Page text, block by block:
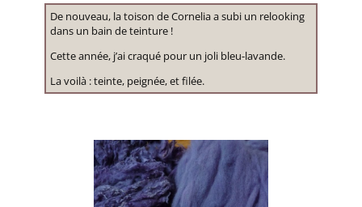
De nouveau, la toison de Cornelia a subi un relooking
dans un bain de teinture !
Cette année, j’ai craqué pour un joli bleu-lavande.
La voilà : teinte, peignée, et filée.